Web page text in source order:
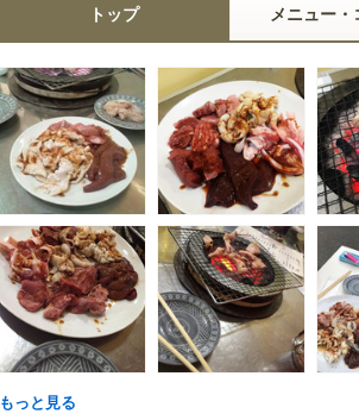
トップ メニュー・
もっと見る